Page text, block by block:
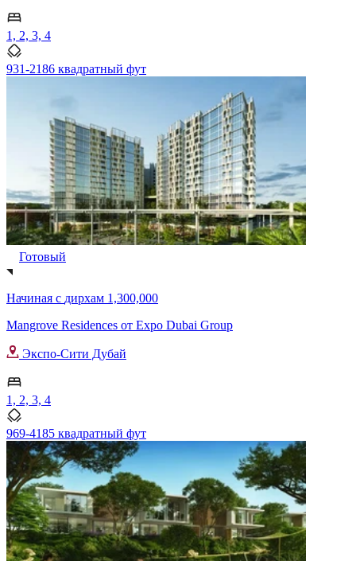
1, 2, 3, 4
931-2186 квадратный фут
Готовый
Начиная с дирхам 1,300,000
Mangrove Residences от Expo Dubai Group
Экспо-Сити Дубай
1, 2, 3, 4
969-4185 квадратный фут